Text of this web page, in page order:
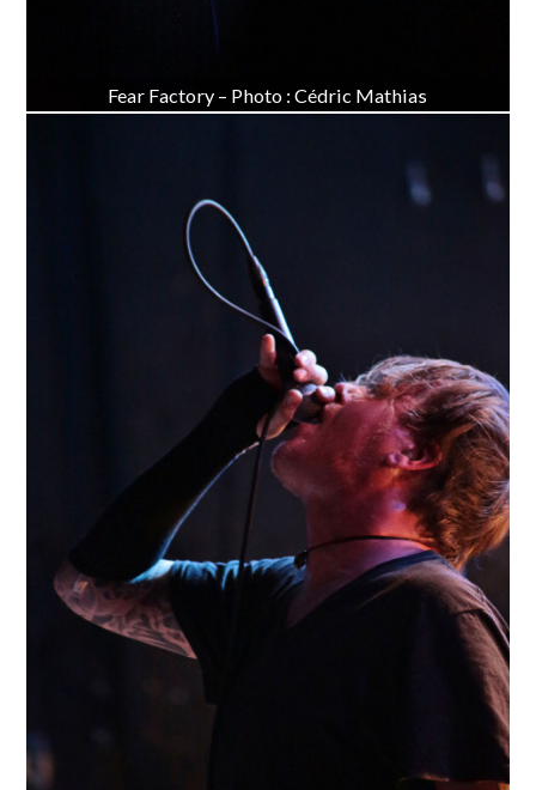
Fear Factory – Photo : Cédric Mathias